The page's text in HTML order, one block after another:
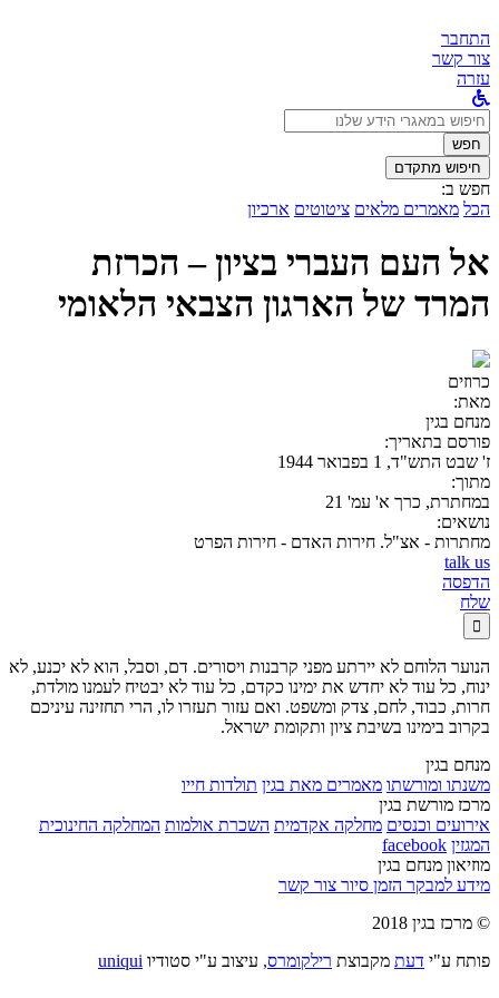
התחבר
צור קשר
עזרה
לחפש
ב:חפש
חיפוש מתקדם
חפש ב:
הכל מאמרים מלאים ציטוטים ארכיון
אל העם העברי בציון – הכרזת
המרד של הארגון הצבאי הלאומי
כרוזים
מאת:
מנחם בגין
פורסם בתאריך:
ז' שבט התש"ד, 1 בפבואר 1944
מתוך:
במחתרת, כרך א' עמ' 21
נושאים:
מחתרות - אצ"ל. חירות האדם - חירות הפרט
talk us
הדפסה
שלח

הנוער הלוחם לא יירתע מפני קרבנות ויסורים. דם, וסבל, הוא לא יכנע, לא
ינוח, כל עוד לא יחדש את ימינו כקדם, כל עוד לא יבטיח לעמנו מולדת,
חרות, כבוד, לחם, צדק ומשפט. ואם עזור תעזרו לו, הרי תחזינה עיניכם
בקרוב בימינו בשיבת ציון ותקומת ישראל.
מנחם בגין
משנתו ומורשתו מאמרים מאת בגין תולדות חייו
מרכז מורשת בגין
אירועים וכנסים מחלקה אקדמית השכרת אולמות המחלקה החינוכית
המגזין facebook
מוזיאון מנחם בגין
מידע למבקר הזמן סיור צור קשר
© מרכז בגין 2018
פותח ע"י דעת מקבוצת רילקומרס, עיצוב ע"י סטודיו uniqui